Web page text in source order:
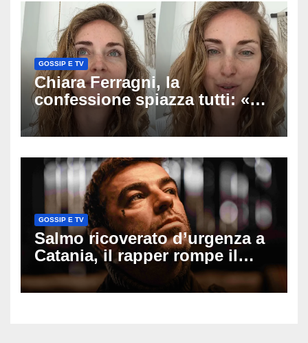
GOSSIP E TV
Chiara Ferragni, la
confessione spiazza tutti: «Un
mio ex voleva che mi rifacessi
il seno». Poi svela i ritocchi di
GOSSIP E TV
Salmo ricoverato d’urgenza a
Catania, il rapper rompe il
silenzio dopo la notte in
ospedale: come sta e cosa